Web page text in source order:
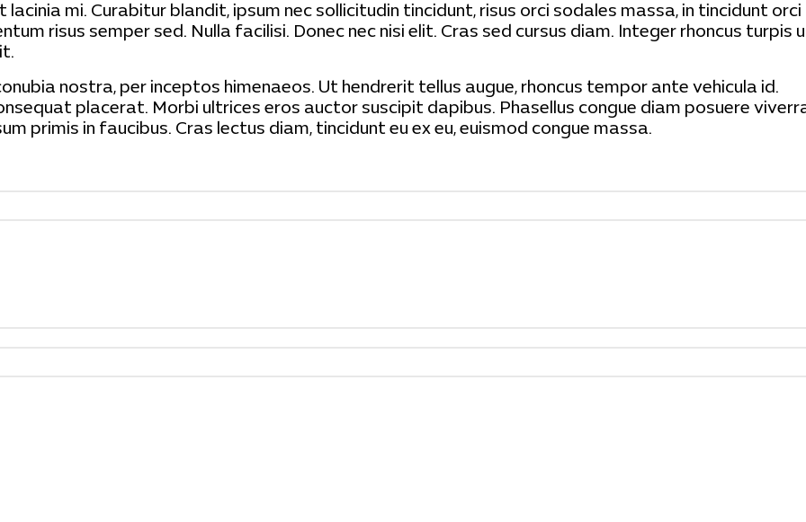
mi. Curabitur blandit, ipsum nec sollicitudin tincidunt, risus orci sodales massa, in tincidunt orci
risus semper sed. Nulla facilisi. Donec nec nisi elit. Cras sed cursus diam. Integer rhoncus turpis
nostra, per inceptos himenaeos. Ut hendrerit tellus augue, rhoncus tempor ante vehicula id.
placerat. Morbi ultrices eros auctor suscipit dapibus. Phasellus congue diam posuere
primis in faucibus. Cras lectus diam, tincidunt eu ex eu, euismod congue massa.